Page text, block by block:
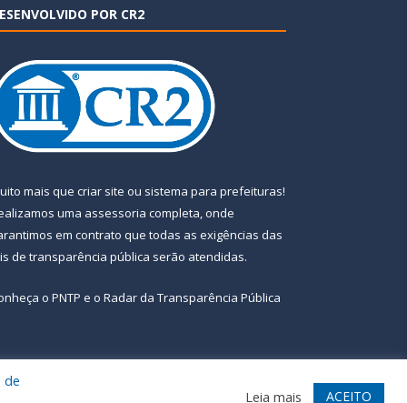
POR CR2
mais que criar site ou sistema para prefeituras!
uma assessoria completa, onde
em contrato que todas as exigências das
de transparência pública serão atendidas.
o PNTP e o Radar da Transparência Pública
Acessar Webmail
de
Leia mais ACEITO